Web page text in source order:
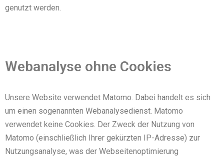
genutzt werden.
Webanalyse ohne Cookies
Unsere Website verwendet Matomo. Dabei handelt es sich
um einen sogenannten Webanalysedienst. Matomo
verwendet keine Cookies. Der Zweck der Nutzung von
Matomo (einschließlich Ihrer gekürzten IP-Adresse) zur
Nutzungsanalyse, was der Webseitenoptimierung